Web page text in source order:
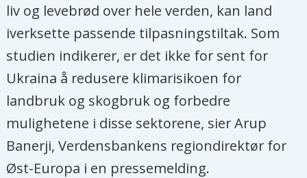
liv og levebrød over hele verden, kan land
iverksette passende tilpasningstiltak. Som
studien indikerer, er det ikke for sent for
Ukraina å redusere klimarisikoen for
landbruk og skogbruk og forbedre
mulighetene i disse sektorene, sier Arup
Banerji, Verdensbankens regiondirektør for
Øst-Europa i en pressemelding.